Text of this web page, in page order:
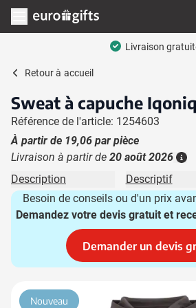
Aller au contenu
Ouvrir le menu
Livraison
Retour à accueil
Sweat à capuche
Référence de l'article: 1254603
À partir de 19,06 par pièce
Livraison à partir de 20 août 2026
Description Descriptif
Besoin de conseils ou d'un prix
Demandez votre devis gratuit et
Demander un devis
Nouveau
Image principale
Cliquez pour voir l'image en plein écran